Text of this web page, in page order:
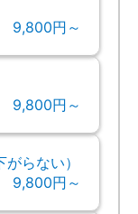
9,800円～
9,800円～
らない）
9,800円～